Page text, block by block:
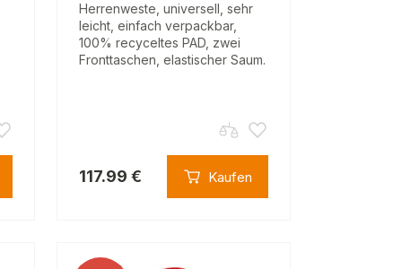
Herrenweste, universell, sehr
leicht, einfach verpackbar,
100% recyceltes PAD, zwei
Fronttaschen, elastischer Saum.
117.99 € Kaufen